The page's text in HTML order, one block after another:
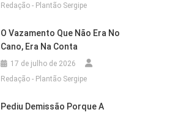
Redação - Plantão Sergipe
O Vazamento Que Não Era No
Cano, Era Na Conta
17 de julho de 2026
Redação - Plantão Sergipe
Pediu Demissão Porque A